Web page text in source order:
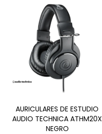
AURICULARES DE ESTUDIO
AUDIO TECHNICA ATHM20X
NEGRO